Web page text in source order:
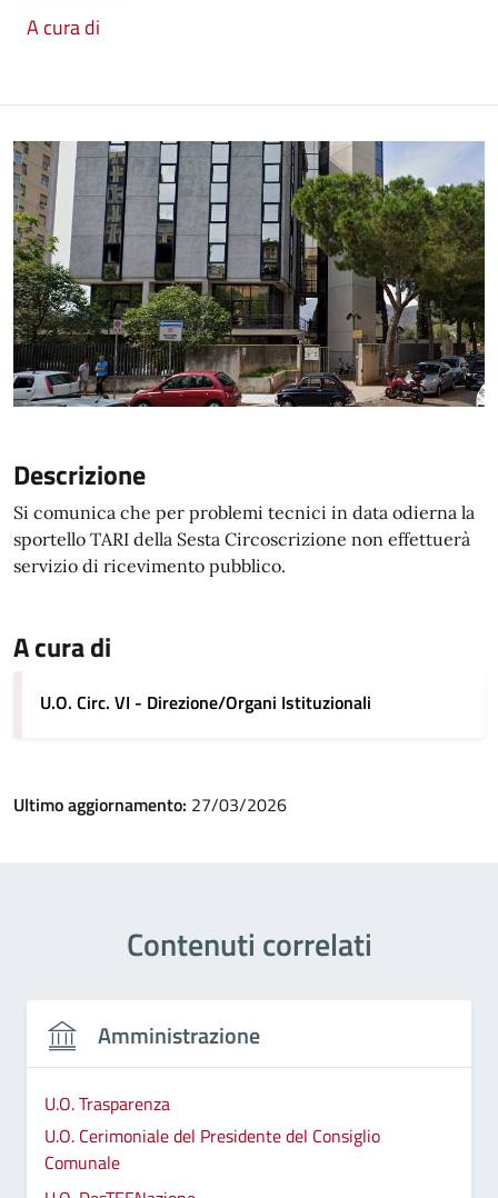
A cura di
Descrizione
Si comunica che per problemi tecnici in data odierna la
sportello TARI della Sesta Circoscrizione non effettuerà
servizio di ricevimento pubblico.
A cura di
U.O. Circ. VI - Direzione/Organi Istituzionali
Ultimo aggiornamento: 27/03/2026
Contenuti correlati
Amministrazione
U.O. Trasparenza
U.O. Cerimoniale del Presidente del Consiglio
Comunale